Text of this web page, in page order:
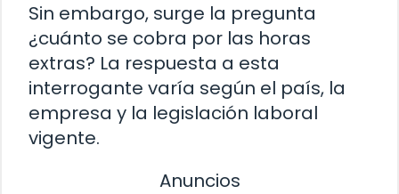
Sin embargo, surge la pregunta
¿cuánto se cobra por las horas
extras? La respuesta a esta
interrogante varía según el país, la
empresa y la legislación laboral
vigente.
Anuncios